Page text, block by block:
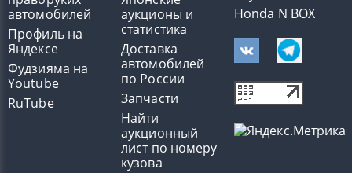
автомобилей
Профиль на
Яндексе
Фудзияма на
Youtube
RuTube
аукционы и
статистика
Доставка
автомобилей
по России
Запчасти
Найти
аукционный
лист по номеру
кузова
Honda N BOX